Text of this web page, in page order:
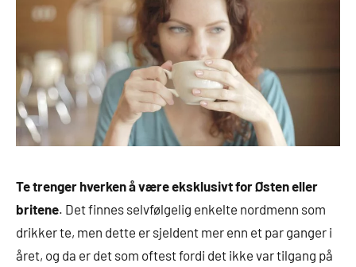
Te trenger hverken å være eksklusivt for Østen eller
britene. Det finnes selvfølgelig enkelte nordmenn som
drikker te, men dette er sjeldent mer enn et par ganger i
året, og da er det som oftest fordi det ikke var tilgang på